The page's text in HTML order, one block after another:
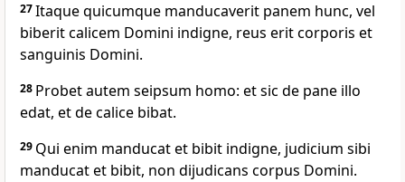
27Itaque quicumque manducaverit panem hunc, vel
biberit calicem Domini indigne, reus erit corporis et
sanguinis Domini.
28 Probet autem seipsum homo: et sic de pane illo
edat, et de calice bibat.
29 Qui enim manducat et bibit indigne, judicium sibi
manducat et bibit, non dijudicans corpus Domini.